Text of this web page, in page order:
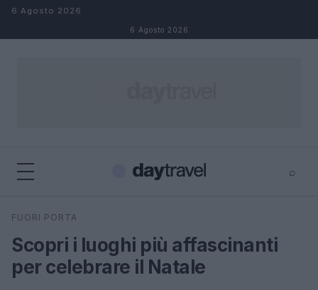
Salta al contenuto
6 Agosto 2026
6 Agosto 2026
⌕
Cerca
FUORI PORTA
Scopri i luoghi più affascinanti
per celebrare il Natale